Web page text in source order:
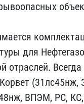
для
ВПЭМ, РС​,